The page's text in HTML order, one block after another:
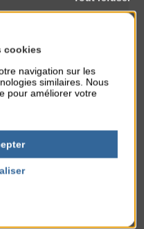
cookies
navigation sur les
similaires. Nous
pour améliorer votre